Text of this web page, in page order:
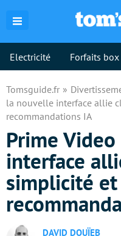
Electricité Forfaits box
Tomsguide.fr
la nouvelle interface allie
recommandations IA
Prime
interface
simplicité et
DAVID DOUÏEB